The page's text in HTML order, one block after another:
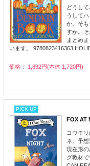
どうし
うして
か。そ
すか。
まとめ
います。 9780823416363
価格： 1,892円(本体 1,720円)
PICK UP
FOX AT
コウモ
ネ。予
現在形
グ教材